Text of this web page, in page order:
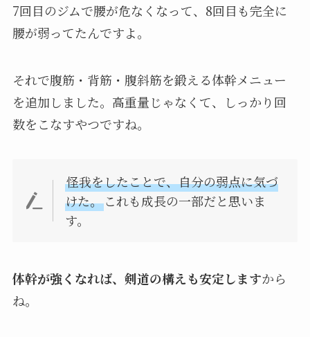
7回目のジムで腰が危なくなって、8回目も完全に
腰が弱ってたんですよ。
それで腹筋・背筋・腹斜筋を鍛える体幹メニュー
を追加しました。高重量じゃなくて、しっかり回
数をこなすやつですね。
怪我をしたことで、自分の弱点に気づ
けた。これも成長の一部だと思いま
す。
体幹が強くなれば、剣道の構えも安定しますから
ね。